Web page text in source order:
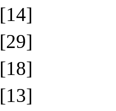
[14]
[29]
[18]
[13]